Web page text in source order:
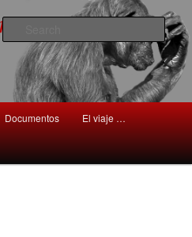
y sorprendentes del mundo que
Documentos El viaje …